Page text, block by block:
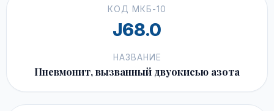
КОД МКБ-10
J68.0
НАЗВАНИЕ
Пневмонит, вызванный двуокисью азота